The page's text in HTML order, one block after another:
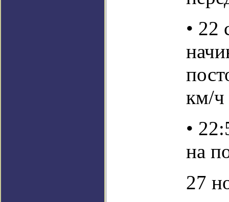
• 22
км/ч
•
на
27